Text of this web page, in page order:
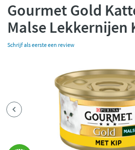
Betaal met
Gourmet Gold
Malse Lekkernijen
Schrijf als eerste een review